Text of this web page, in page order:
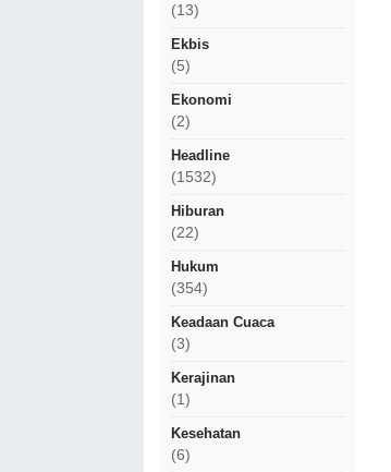
(13)
Ekbis
(5)
Ekonomi
(2)
Headline
(1532)
Hiburan
(22)
Hukum
(354)
Keadaan Cuaca
(3)
Kerajinan
(1)
Kesehatan
(6)